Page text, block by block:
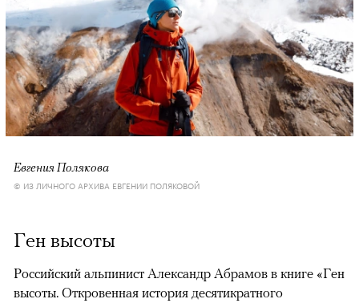
Евгения Полякова
© ИЗ ЛИЧНОГО АРХИВА ЕВГЕНИИ ПОЛЯКОВОЙ
Ген высоты
Российский альпинист Александр Абрамов в книге «Ген
высоты. Откровенная история десятикратного